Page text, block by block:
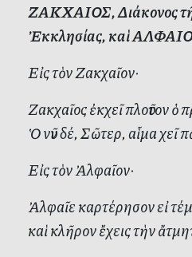
ΖΑΚΧΑΙΟΣ, Διάκονος
Ἐκκλησίας, καὶ ΑΛΦΑΙΟΣ
Εἰς τὸν Ζακχαῖον·
Ζακχαῖος ἐκχεῖ πλοῦτον ὁ
Ὁ νῦν δέ, Σῶτερ, αἷμα χεῖ
Εἰς τὸν Ἀλφαῖον·
Ἀλφαῖε καρτέρησον εἰ
καὶ κλῆρον ἔχεις τὴν